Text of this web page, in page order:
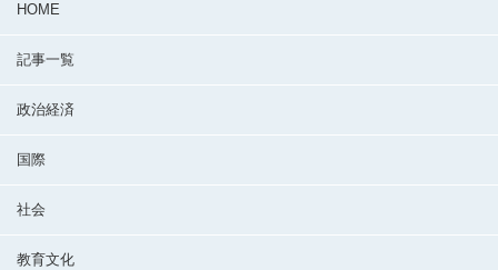
HOME
記事一覧
政治経済
国際
社会
教育文化